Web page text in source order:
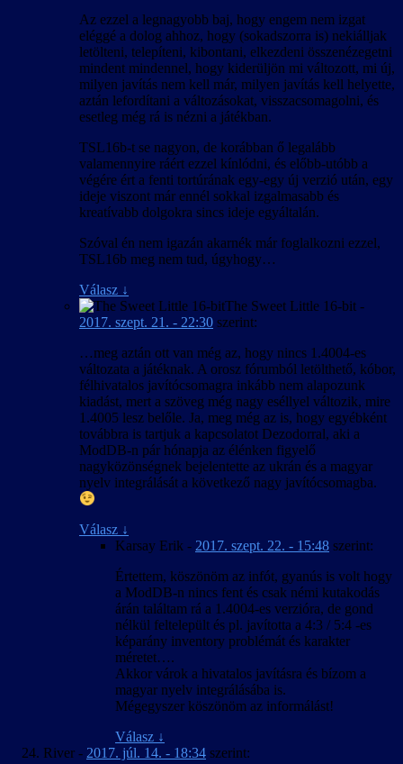
Az ezzel a legnagyobb baj, hogy engem nem izgat
eléggé a dolog ahhoz, hogy (sokadszorra is) nekiálljak
letölteni, telepíteni, kibontani, elkezdeni összenézegetni
mindent mindennel, hogy kiderüljön mi változott, mi új,
milyen javítás nem kell már, milyen javítás kell helyette,
aztán lefordítani a változásokat, visszacsomagolni, és
esetleg még rá is nézni a játékban.
TSL16b-t se nagyon, de korábban ő legalább
valamennyire ráért ezzel kínlódni, és előbb-utóbb a
végére ért a fenti tortúrának egy-egy új verzió után, egy
ideje viszont már ennél sokkal izgalmasabb és
kreatívabb dolgokra sincs ideje egyáltalán.
Szóval én nem igazán akarnék már foglalkozni ezzel,
TSL16b meg nem tud, úgyhogy…
Válasz ↓
The Sweet Little 16-bit -
2017. szept. 21. - 22:30 szerint:
…meg aztán ott van még az, hogy nincs 1.4004-es
változata a játéknak. A orosz fórumból letölthető, kóbor,
félhivatalos javítócsomagra inkább nem alapozunk
kiadást, mert a szöveg még nagy eséllyel változik, mire
1.4005 lesz belőle. Ja, meg még az is, hogy egyébként
továbbra is tartjuk a kapcsolatot Dezodorral, aki a
ModDB-n pár hónapja az élénken figyelő
nagyközönségnek bejelentette az ukrán és a magyar
nyelv integrálását a következő nagy javítócsomagba.
Válasz ↓
Karsay Erik - 2017. szept. 22. - 15:48 szerint:
Értettem, köszönöm az infót, gyanús is volt hogy
a ModDB-n nincs fent és csak némi kutakodás
árán találtam rá a 1.4004-es verzióra, de gond
nélkül feltelepült és pl. javította a 4:3 / 5:4 -es
képarány inventory problémát és karakter
méretet….
Akkor várok a hivatalos javításra és bízom a
magyar nyelv integrálásába is.
Mégegyszer köszönöm az informálást!
Válasz ↓
River - 2017. júl. 14. - 18:34 szerint: